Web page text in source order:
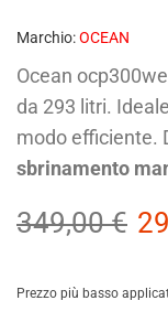
Marchio:OCEAN
Ocean
da 293 litri.
modo efficiente.
sbrinamento
349,00€
Prezzo più basso